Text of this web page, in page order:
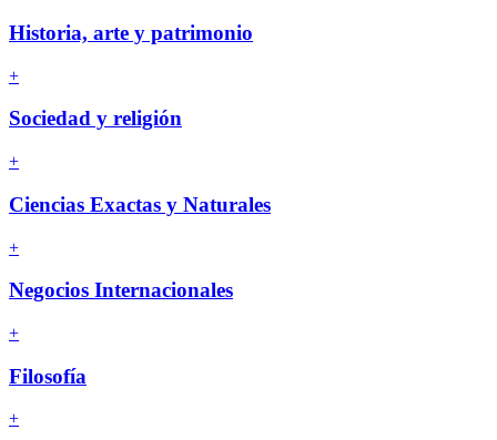
Historia, arte y patrimonio
+
Sociedad y religión
+
Ciencias Exactas y Naturales
+
Negocios Internacionales
+
Filosofía
+